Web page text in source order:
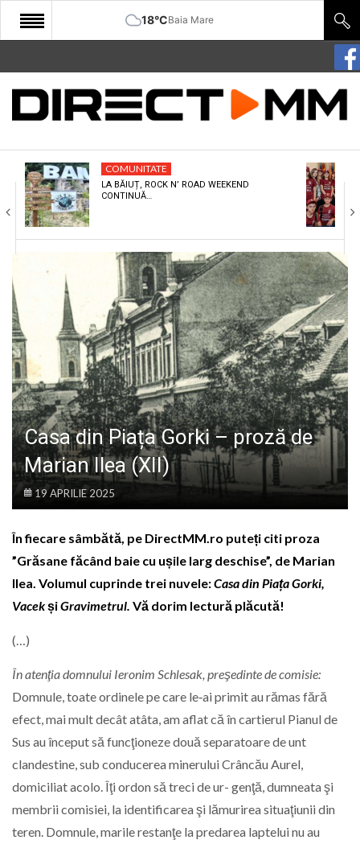
18°CBaia Mare
START
COMUNITATE
CULTURA
ECONOMIE
SANATATE
SPORT
SPECIAL
POLITIC
LIFE
COMUNITATE
LA BĂIUȚ, ROCK N’ ROAD WEEKEND
CONTINUĂ…
Casa din Piața Gorki – proză de
Marian Ilea (XII)
19 APRILIE 2025
În fiecare sâmbătă, pe DirectMM.ro puteți citi proza
”Grăsane făcând baie cu ușile larg deschise”, de Marian
Ilea. Volumul cuprinde trei nuvele:Casa din Piața Gorki,
VacekșiGravimetrul. Vă dorim lectură plăcută!
(…)
În atenţia domnului Ieronim Schlesak, preşedinte de comisie:
Domnule, toate ordinele pe care le‑ai primit au rămas fără
efect, mai mult decât atâta, am aflat că în cartierul Pianul de
Sus au început să funcţioneze două separatoare de unt
clandestine, sub conducerea minerului Crâncău Aurel,
domiciliat acolo. Îţi ordon să treci de ur- genţă, dumneata şi
membrii comisiei, la identificarea şi lămurirea situaţiunii din
teren. Domnule, marile restanţe la predarea laptelui nu au